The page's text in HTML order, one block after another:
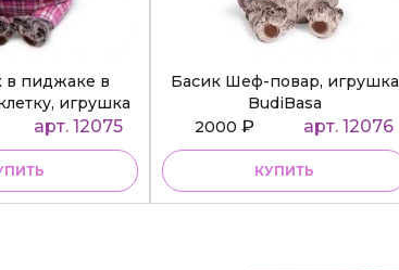
в пиджаке в
игрушка
арт. 12075
Басик Шеф-повар, игрушка
BudiBasa
2000₽ арт. 12076
КУПИТЬ